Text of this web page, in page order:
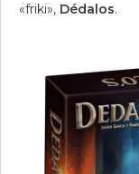
«friki», Dédalos.